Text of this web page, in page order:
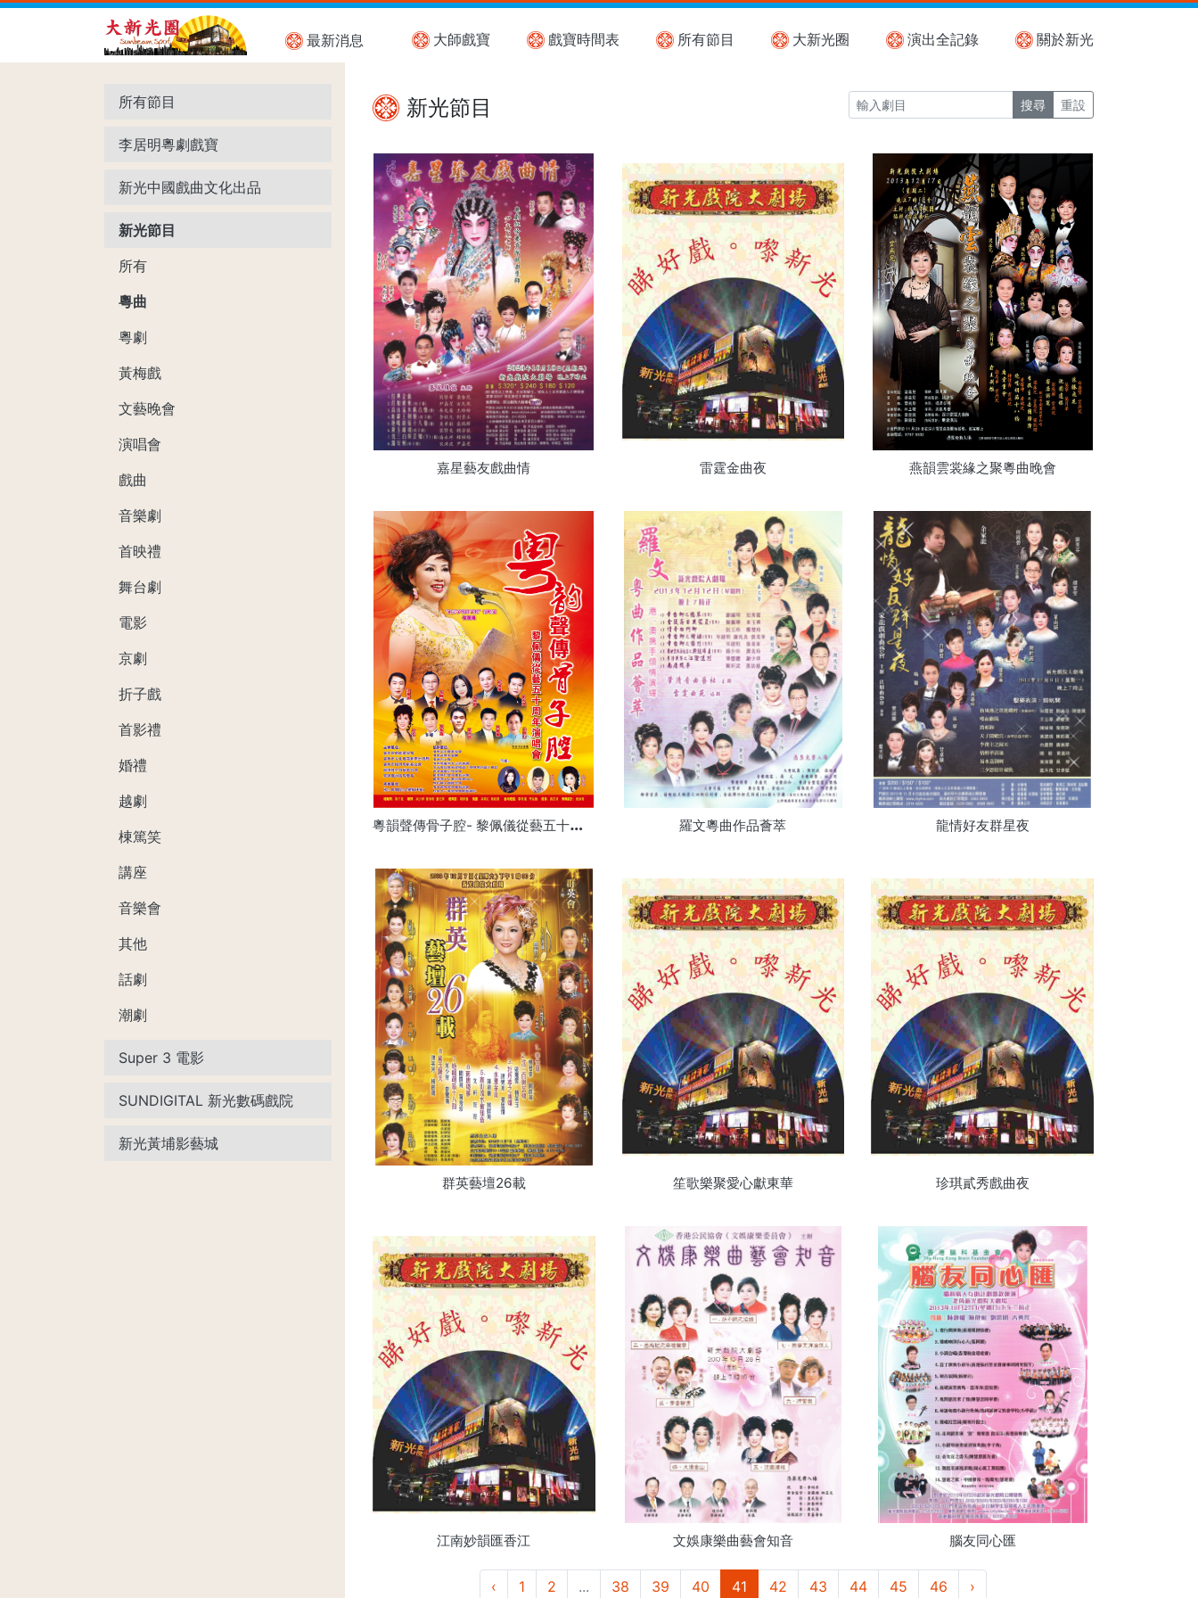
最新消息 大師戲寶 戲寶時間表 所有節目 大新光圈 演出全記錄 關於新光
所有節目
李居明粵劇戲寶
新光中國戲曲文化出品
新光節目
所有
粵曲
粵劇
黃梅戲
文藝晚會
演唱會
戲曲
音樂劇
首映禮
舞台劇
電影
京劇
折子戲
首影禮
婚禮
越劇
棟篤笑
講座
音樂會
其他
話劇
潮劇
Super 3 電影
SUNDIGITAL 新光數碼戲院
新光黃埔影藝城
新光節目 搜尋 重設
嘉星藝友戲曲情 雷霆金曲夜 燕韻雲裳緣之聚粵曲晚會
粵
韻聲傳骨子腔- 黎佩儀從藝五十周年演唱會 羅文粵曲作品薈萃 龍情好友群星夜
群英藝壇26載 笙歌樂聚愛心獻東華 珍琪貳秀戲曲夜
江南妙韻匯香江 文娛康樂曲藝會知音 腦友同心匯
‹ 1 2 ... 38 39 40 41 42 43 44 45 46 ›